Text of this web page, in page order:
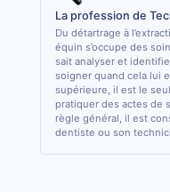
La profession de
Du détartrage à
équin s’occupe des
sait analyser et
soigner quand cela lui
supérieure, il est le
pratiquer des actes de
règle général, il est
dentiste ou son